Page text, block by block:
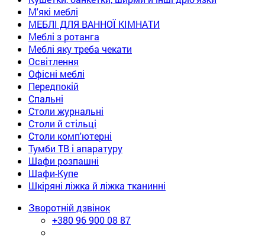
М'які меблі
МЕБЛІ ДЛЯ ВАННОЇ КІМНАТИ
Меблі з ротанга
Меблі яку треба чекати
Освітлення
Офісні меблі
Передпокій
Спальні
Столи журнальні
Столи й стільці
Столи комп'ютерні
Тумби ТВ і апаратуру
Шафи розпашні
Шафи-Купе
Шкіряні ліжка й ліжка тканинні
Зворотній дзвінок
+38096 900 08 87